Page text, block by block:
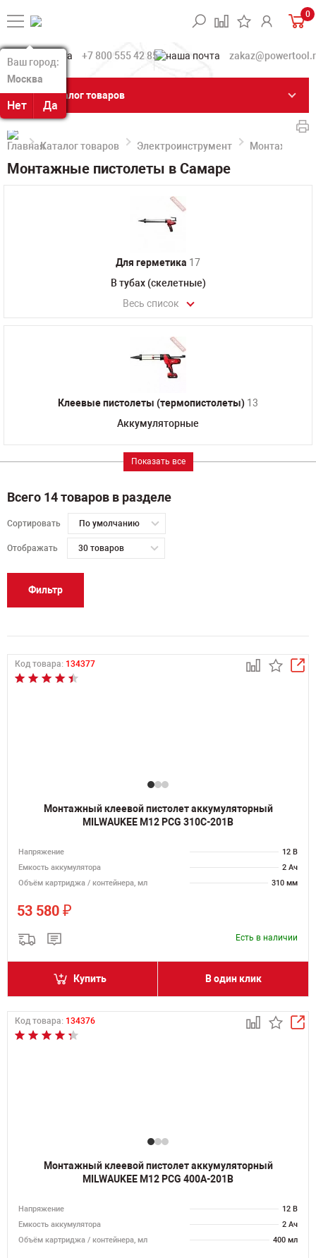
Ваш город:
Москва
Нет Да
Ваш город:
Москва
Нет Да
0
+7 800 555 42 85
Каталог товаров
Каталог товаров Электроинструмент Монтажные
Монтажные пистолеты в Самаре
Для герметика 17
В тубах (скелетные)
Весь список
Клеевые пистолеты (термопистолеты) 13
Аккумуляторные
Показать все
Всего 14 товаров в разделе
Сортировать По умолчанию
Отображать 30 товаров
Фильтр
Код товара: 134377
Монтажный клеевой пистолет аккумуляторный
MILWAUKEE M12 PCG 310C-201B
Напряжение
12 В
Емкость аккумулятора
2 Ач
Объём картриджа / контейнера, мл
310 мм
53 580 ₽
Есть в наличии
Купить В один клик
Код товара: 134376
Монтажный клеевой пистолет аккумуляторный
MILWAUKEE M12 PCG 400A-201B
Напряжение
12 В
Емкость аккумулятора
2 Ач
Объём картриджа / контейнера, мл
400 мл